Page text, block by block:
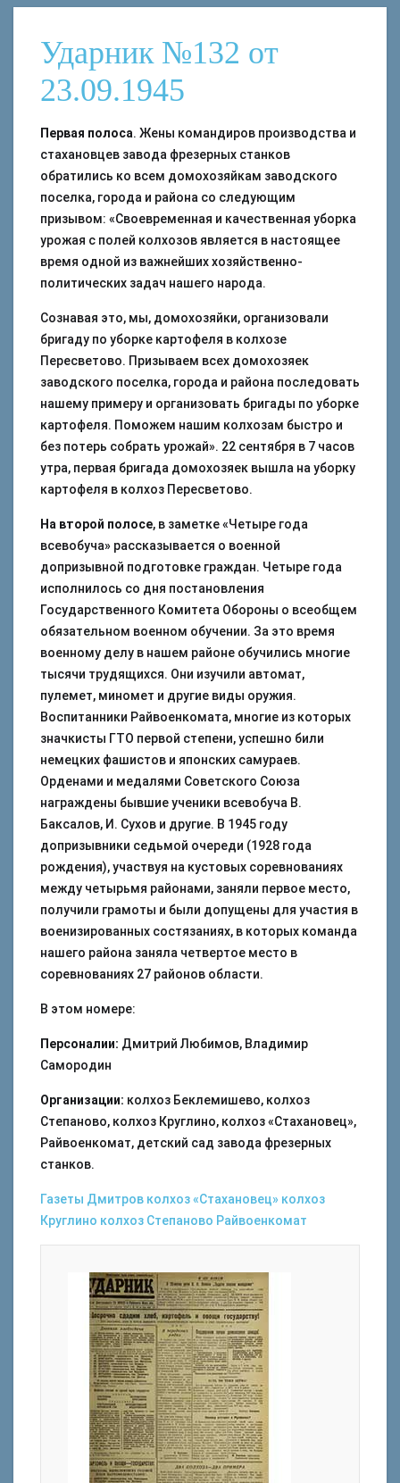
Ударник №132 от
23.09.1945
Первая полоса. Жены командиров производства и
стахановцев завода фрезерных станков
обратились ко всем домохозяйкам заводского
поселка, города и района со следующим
призывом: «Своевременная и качественная уборка
урожая с полей колхозов является в настоящее
время одной из важнейших хозяйственно-
политических задач нашего народа.
Сознавая это, мы, домохозяйки, организовали
бригаду по уборке картофеля в колхозе
Пересветово. Призываем всех домохозяек
заводского поселка, города и района последовать
нашему примеру и организовать бригады по уборке
картофеля. Поможем нашим колхозам быстро и
без потерь собрать урожай». 22 сентября в 7 часов
утра, первая бригада домохозяек вышла на уборку
картофеля в колхоз Пересветово.
На второй полосе, в заметке «Четыре года
всевобуча» рассказывается о военной
допризывной подготовке граждан. Четыре года
исполнилось со дня постановления
Государственного Комитета Обороны о всеобщем
обязательном военном обучении. За это время
военному делу в нашем районе обучились многие
тысячи трудящихся. Они изучили автомат,
пулемет, миномет и другие виды оружия.
Воспитанники Райвоенкомата, многие из которых
значкисты ГТО первой степени, успешно били
немецких фашистов и японских самураев.
Орденами и медалями Советского Союза
награждены бывшие ученики всевобуча В.
Баксалов, И. Сухов и другие. В 1945 году
допризывники седьмой очереди (1928 года
рождения), участвуя на кустовых соревнованиях
между четырьмя районами, заняли первое место,
получили грамоты и были допущены для участия в
военизированных состязаниях, в которых команда
нашего района заняла четвертое место в
соревнованиях 27 районов области.
В этом номере:
Персоналии: Дмитрий Любимов, Владимир
Самородин
Организации: колхоз Беклемишево, колхоз
Степаново, колхоз Круглино, колхоз «Стахановец»,
Райвоенкомат, детский сад завода фрезерных
станков.
Газеты Дмитров колхоз «Стахановец» колхоз
Круглино колхоз Степаново Райвоенкомат